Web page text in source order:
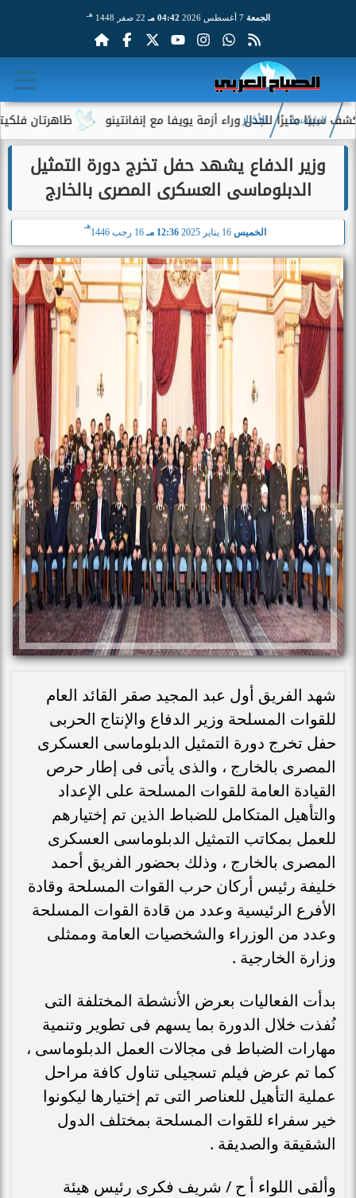
الجمعة 7 أغسطس 2026 04:42 مـ 22 صفر 1448 هـ
ظاهرتان فلكيتان للجدل وراء أزمة يويفا مع إنفانتينو
الرئيسية الأخبار
وزير الدفاع يشهد حفل تخرج دورة التمثيل
الدبلوماسى العسكرى المصرى بالخارج
الخميس 16 يناير 2025 12:36 مـ 16 رجب 1446
هـ
شهد الفريق أول عبد المجيد صقر القائد العام
للقوات المسلحة وزير الدفاع والإنتاج الحربى
حفل تخرج دورة التمثيل الدبلوماسى العسكرى
المصرى بالخارج ، والذى يأتى فى إطار حرص
القيادة العامة للقوات المسلحة على الإعداد
والتأهيل المتكامل للضباط الذين تم إختيارهم
للعمل بمكاتب التمثيل الدبلوماسى العسكرى
المصرى بالخارج ، وذلك بحضور الفريق أحمد
خليفة رئيس أركان حرب القوات المسلحة وقادة
الأفرع الرئيسية وعدد من قادة القوات المسلحة
وعدد من الوزراء والشخصيات العامة وممثلى
وزارة الخارجية .
بدأت الفعاليات بعرض الأنشطة المختلفة التى
نُفذت خلال الدورة بما يسهم فى تطوير وتنمية
مهارات الضباط فى مجالات العمل الدبلوماسى ،
كما تم عرض فيلم تسجيلى تناول كافة مراحل
عملية التأهيل للعناصر التى تم إختيارها ليكونوا
خير سفراء للقوات المسلحة بمختلف الدول
الشقيقة والصديقة .
وألقى اللواء أ ح / شريف فكرى رئيس هيئة